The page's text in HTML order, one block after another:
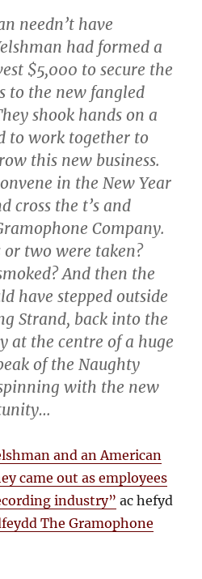
needn’t have
had formed a
$5,000 to secure the
to the new fangled
shook hands on a
to work together to
this new business.
in the New Year
cross the t’s and
Company.
or two were taken?
And then the
have stepped outside
Strand, back into the
at the centre of a huge
of the Naughty
with the new
and an American
came out as employees
industry” ac hefyd
The Gramophone